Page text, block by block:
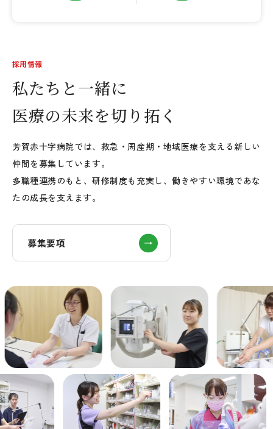
採用情報
私たちと一緒に
医療の未来を切り拓く
芳賀赤十字病院では、救急・周産期・地域医療を支える新しい
仲間を募集しています。
多職種連携のもと、研修制度も充実し、働きやすい環境であな
たの成長を支えます。
募集要項